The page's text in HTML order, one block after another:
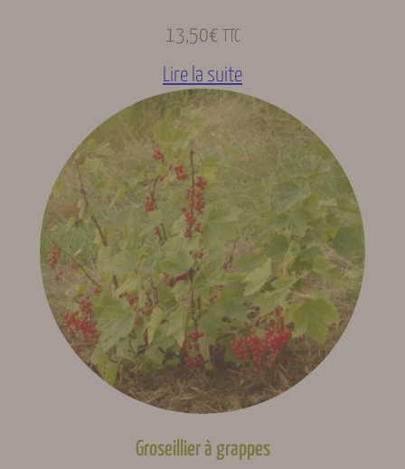
13,50€ TTC
Lire la suite
Groseillier à grappes